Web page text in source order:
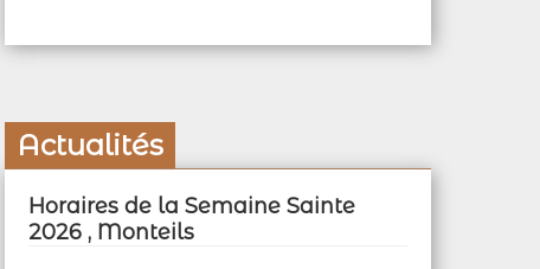
Actualités
Horaires de la Semaine Sainte
2026 , Monteils